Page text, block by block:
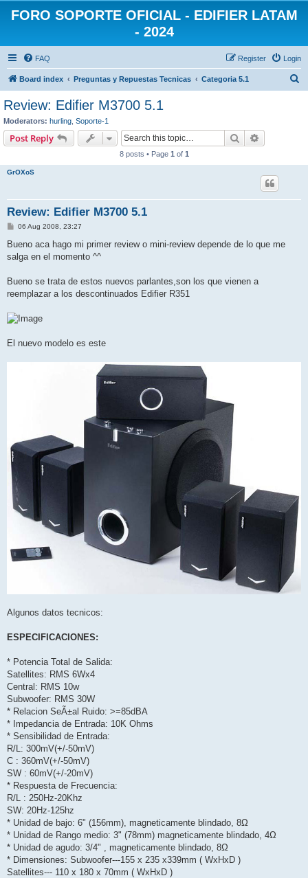
FORO SOPORTE OFICIAL - EDIFIER LATAM
- 2024
FAQ Login
Register
Board index Preguntas y Repuestas Tecnicas Categoria 5.1
Review: Edifier M3700 5.1
Moderators: hurling Soporte-1
Post Reply Search
8 posts • Page 1 of 1
GrOXoS
Review: Edifier M3700 5.1
P
s
06 Aug 2008, 23:27
Bueno aca hago mi primer review o mini-review depende de lo que me
salga en el momento ^^
Bueno se trata de estos nuevos parlantes,son los que vienen a
reemplazar a los descontinuados Edifier R351
El nuevo modelo es este
Algunos datos tecnicos:
ESPECIFICACIONES:
* Potencia Total de Salida:
Satellites: RMS 6Wx4
Central: RMS 10w
Subwoofer: RMS 30W
* Relacion SeÃ±al Ruido: >=85dBA
* Impedancia de Entrada: 10K Ohms
* Sensibilidad de Entrada:
R/L: 300mV(+/-50mV)
C : 360mV(+/-50mV)
SW : 60mV(+/-20mV)
* Respuesta de Frecuencia:
R/L : 250Hz-20Khz
SW: 20Hz-125hz
* Unidad de bajo: 6" (156mm), magneticamente blindado, 8Ω
* Unidad de Rango medio: 3" (78mm) magneticamente blindado, 4Ω
* Unidad de agudo: 3/4" , magneticamente blindado, 8Ω
* Dimensiones: Subwoofer---155 x 235 x339mm ( WxHxD )
Satellites--- 110 x 180 x 70mm ( WxHxD )